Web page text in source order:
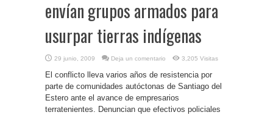
envían grupos armados para
usurpar tierras indígenas
29 junio, 2009 Deja un comentario 3,205 Visitas
El conflicto lleva varios años de resistencia por
parte de comunidades autóctonas de Santiago del
Estero ante el avance de empresarios
terratenientes. Denuncian que efectivos policiales